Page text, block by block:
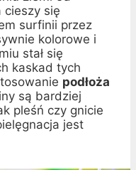
cieszy się
surfinii przez
kolorowe i
stał się
kaskad tych
podłoża
są bardziej
pleśń czy gnicie
jest